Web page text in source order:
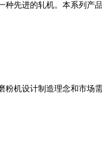
先进的轧机。本系列产
机设计制造理念和市场